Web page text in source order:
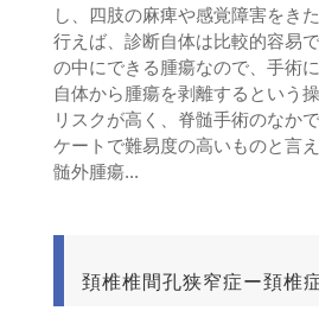
し、四肢の麻痺や感覚障害をき
行えば、診断自体は比較的容易
の中にできる腫瘍なので、手術
自体から腫瘍を剥離するという
リスクが高く、脊髄手術のなか
ケートで難易度の高いものと言
髄外腫瘍...
頚椎椎間孔狭窄症ー頚椎